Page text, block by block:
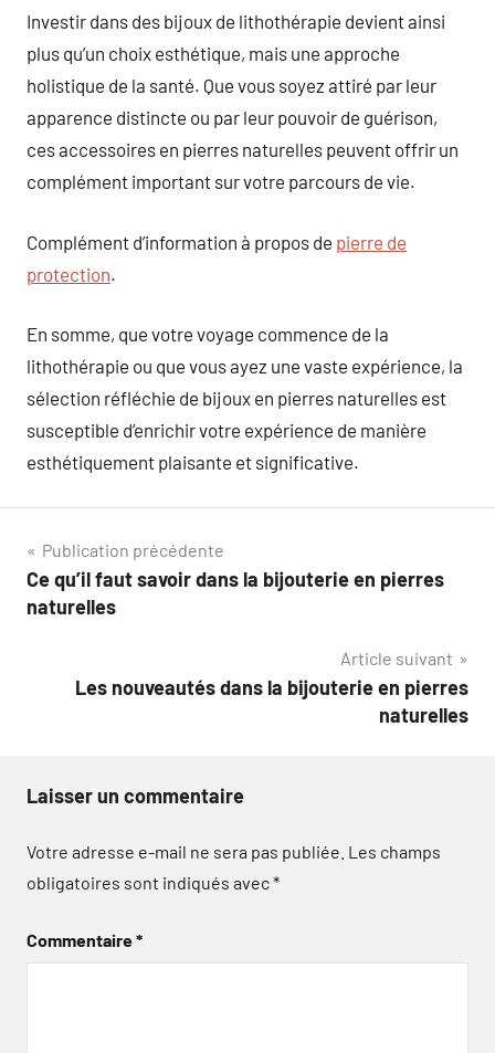
Investir dans des bijoux de lithothérapie devient ainsi
plus qu’un choix esthétique, mais une approche
holistique de la santé. Que vous soyez attiré par leur
apparence distincte ou par leur pouvoir de guérison,
ces accessoires en pierres naturelles peuvent offrir un
complément important sur votre parcours de vie.
Complément d’information à propos de pierre de
protection.
En somme, que votre voyage commence de la
lithothérapie ou que vous ayez une vaste expérience, la
sélection réfléchie de bijoux en pierres naturelles est
susceptible d’enrichir votre expérience de manière
esthétiquement plaisante et significative.
Navigation
de
Publication précédente
Ce qu’il faut savoir dans la bijouterie en pierres
naturelles
Article suivant
Les nouveautés dans la bijouterie en pierres
naturelles
Laisser un commentaire
Votre adresse e-mail ne sera pas publiée. Les champs
obligatoires sont indiqués avec*
Commentaire*